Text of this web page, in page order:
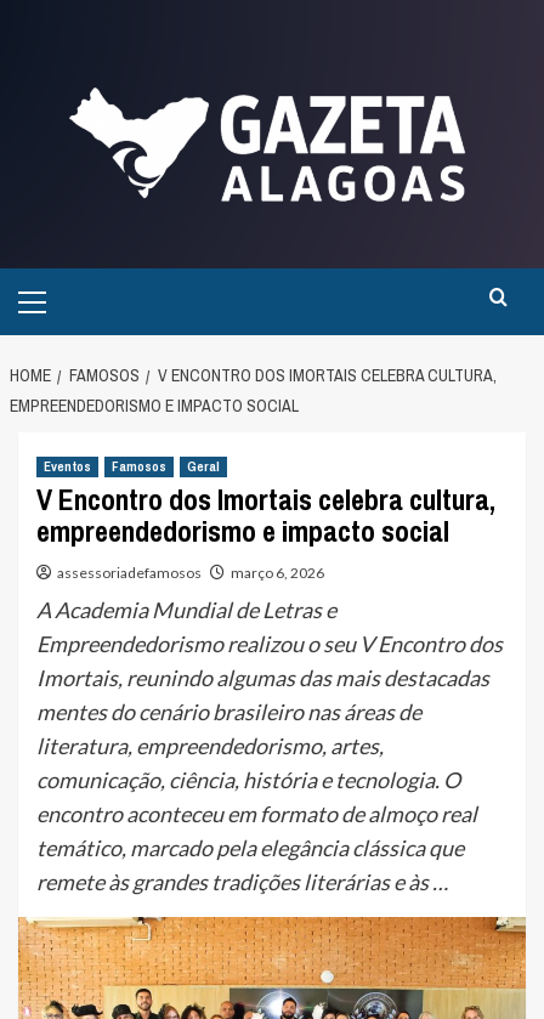
Menu
HOME FAMOSOS
V ENCONTRO DOS IMORTAIS CELEBRA CULTURA,
EMPREENDEDORISMO E IMPACTO SOCIAL
Eventos Famosos Geral
V Encontro dos Imortais celebra cultura,
empreendedorismo e impacto social
assessoriadefamosos março 6, 2026
A Academia Mundial de Letras e
Empreendedorismo realizou o seu V Encontro dos
Imortais, reunindo algumas das mais destacadas
mentes do cenário brasileiro nas áreas de
literatura, empreendedorismo, artes,
comunicação, ciência, história e tecnologia. O
encontro aconteceu em formato de almoço real
temático, marcado pela elegância clássica que
remete às grandes tradições literárias e às …